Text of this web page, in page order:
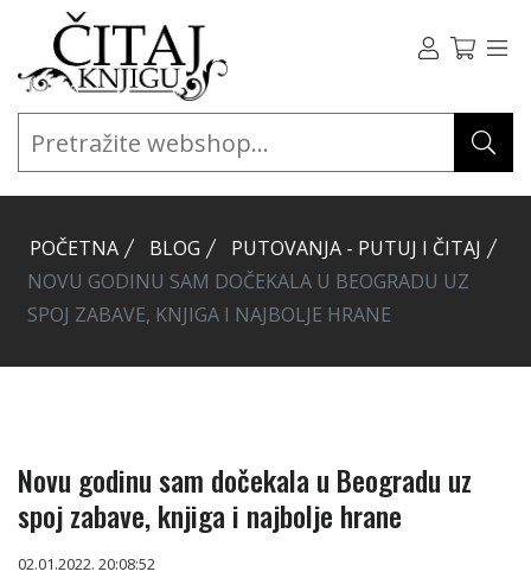
POČETNA BLOG
PUTOVANJA - PUTUJ I ČITAJ
NOVU GODINU SAM DOČEKALA U BEOGRADU UZ
SPOJ ZABAVE, KNJIGA I NAJBOLJE HRANE
Novu godinu sam dočekala u Beogradu uz
spoj zabave, knjiga i najbolje hrane
02.01.2022. 20:08:52